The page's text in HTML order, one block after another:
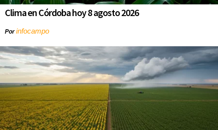
Clima en Córdoba hoy 8 agosto 2026
Porinfocampo